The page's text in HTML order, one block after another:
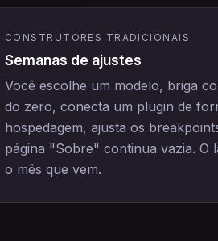
CONSTRUTORES TRADICIONAIS
Semanas de ajustes
Você escolhe um modelo, briga
do zero, conecta um plugin de
hospedagem, ajusta os
página "Sobre" continua vazia. O
o mês que vem.